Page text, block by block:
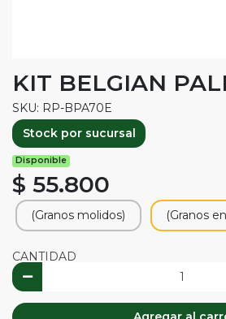
KIT BELGIAN
SKU: RP-BPA70E
Stock por sucursal
Disponible
$ 55.800
(Granos molidos) (Granos
CANTIDAD